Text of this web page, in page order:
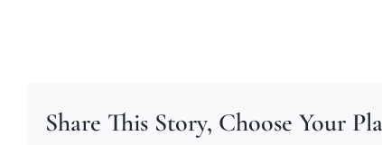
Share This Story, Choose Your